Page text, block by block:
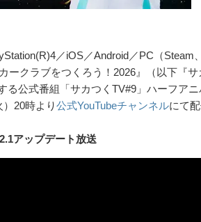
／iOS／Android／PC（Steam
ークラブをつくろう！2026』（以下『サ
る公式番組「サカつくTV#9」ハーフアニ
20時より公式YouTubeチャンネルにて
アップデート放送